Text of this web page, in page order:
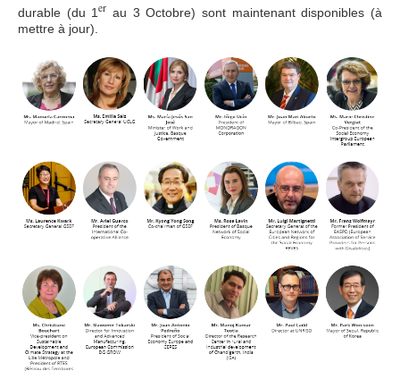
durable (du 1er au 3 Octobre) sont maintenant disponibles (à
mettre à jour).
20180713 연사1.PNG